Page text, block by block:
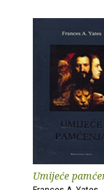
Umijeće